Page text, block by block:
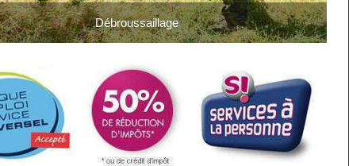
Débroussaillage